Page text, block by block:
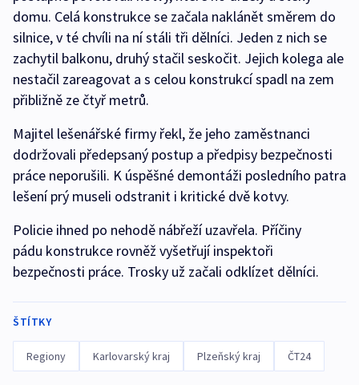
domu. Celá konstrukce se začala naklánět směrem do
silnice, v té chvíli na ní stáli tři dělníci. Jeden z nich se
zachytil balkonu, druhý stačil seskočit. Jejich kolega ale
nestačil zareagovat a s celou konstrukcí spadl na zem
přibližně ze čtyř metrů.
Majitel lešenářské firmy řekl, že jeho zaměstnanci
dodržovali předepsaný postup a předpisy bezpečnosti
práce neporušili. K úspěšné demontáži posledního patra
lešení prý museli odstranit i kritické dvě kotvy.
Policie ihned po nehodě nábřeží uzavřela. Příčiny
pádu konstrukce rovněž vyšetřují inspektoři
bezpečnosti práce. Trosky už začali odklízet dělníci.
ŠTÍTKY
Regiony Karlovarský kraj Plzeňský kraj ČT24